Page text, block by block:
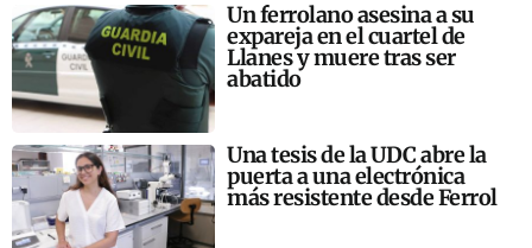
Un ferrolano asesina a su
expareja en el cuartel de
Llanes y muere tras ser
abatido
Una tesis de la UDC abre la
puerta a una electrónica
más resistente desde Ferrol